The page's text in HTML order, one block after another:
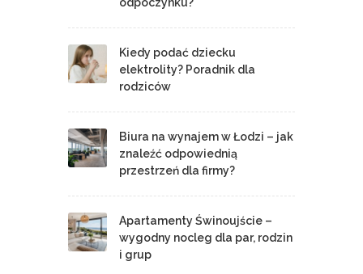
Kiedy podać dziecku
elektrolity? Poradnik dla
rodziców
Biura na wynajem w Łodzi – jak
znaleźć odpowiednią
przestrzeń dla firmy?
Apartamenty Świnoujście –
wygodny nocleg dla par, rodzin
i grup